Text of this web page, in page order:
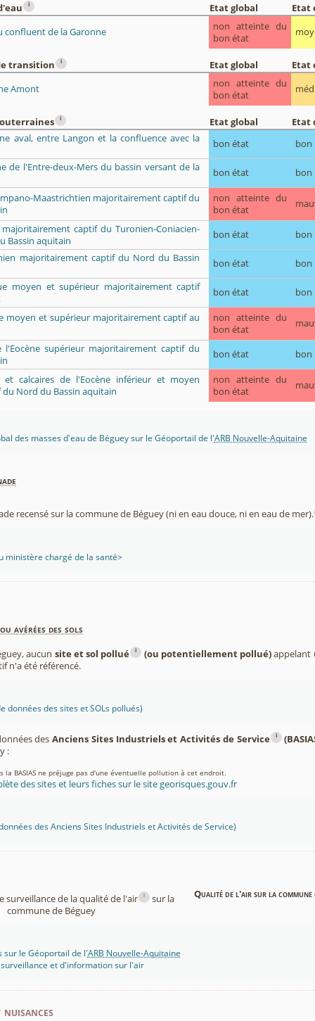
i Etat global
Etat
confluent de la Garonne
non atteinte du
bon état
transition i Etat global
Etat
Amont
non atteinte du
bon état
i Etat global
Etat
aval, entre Langon et la confluence avec la
bon état
bon
de l'Entre-deux-Mers du bassin versant de la
bon état bon
Maastrichtien majoritairement captif du
non atteinte du
bon état
captif du Turonien-Coniacien-
Bassin aquitain
bon état
bon
majoritairement captif du Nord du Bassin
bon état
bon
moyen et supérieur majoritairement captif
bon état bon
moyen et supérieur majoritairement captif au
non atteinte du
bon état
l'Eocène supérieur majoritairement captif du
bon état bon
et calcaires de l'Eocène inférieur et moyen
Nord du Bassin aquitain
non atteinte du
bon état
des masses d'eau de Béguey sur le Géoportail de l'ARB Nouvelle-Aquitaine
recensé sur la commune de Béguey (ni en eau douce, ni en eau de mer).
ministère chargé de la santé>
avérées des sols
aucun site et sol pollué i (ou potentiellement pollué)appelant
n'a été référencé.
données des sites et SOLs pollués)
desAnciens Sites Industriels et Activités de Service i
:
BASIAS ne préjuge pas d'une éventuelle pollution à cet endroit.
des sites et leurs fiches sur le site georisques.gouv.fr
des Anciens Sites Industriels et Activités de Service)
surveillance de la qualité de l'air i
sur la
commune de Béguey
Qualité de l'air sur la commune
sur le Géoportail de l'ARB Nouvelle-Aquitaine
surveillance et d'information sur l'air